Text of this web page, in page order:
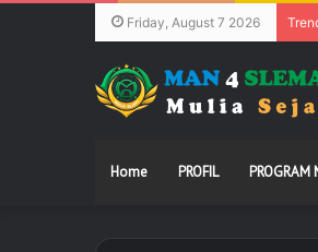
Friday, August 7 2026
Home PROFIL PROGRAM